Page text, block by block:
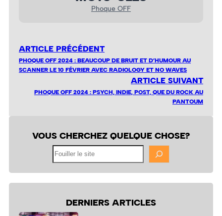
Phoque OFF
ARTICLE PRÉCÉDENT
PHOQUE OFF 2024 : BEAUCOUP DE BRUIT ET D’HUMOUR AU
SCANNER LE 10 FÉVRIER AVEC RADIOLOGY ET NO WAVES
ARTICLE SUIVANT
PHOQUE OFF 2024 : PSYCH, INDIE, POST, QUE DU ROCK AU
PANTOUM
VOUS CHERCHEZ QUELQUE CHOSE?
Fouiller
DERNIERS ARTICLES